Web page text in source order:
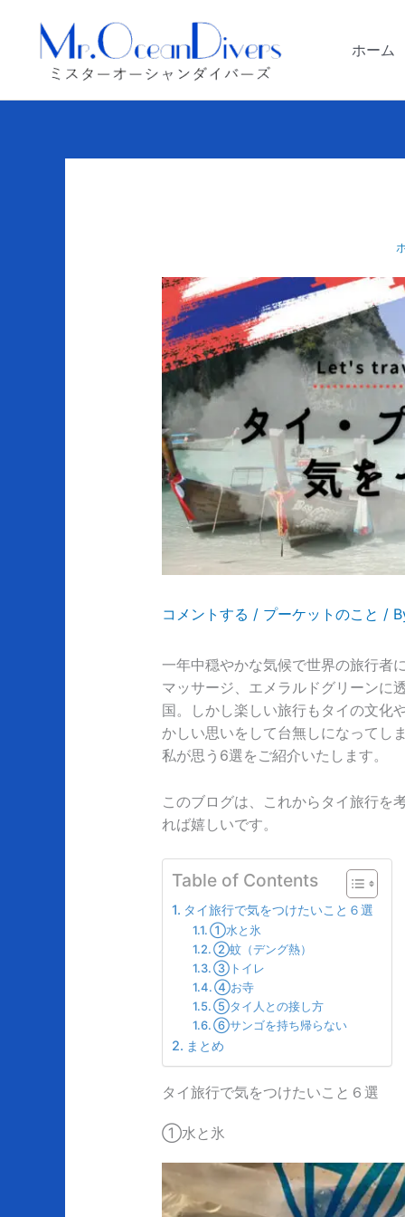
キ
ホーム
コメントする / プーケットのこと /
一年中穏やかな気候で世界の旅行者
マッサージ、エメラルドグリーンに
国。しかし楽しい旅行もタイの文化
かしい思いをして台無しになってし
私が思う6選をご紹介いたします。
このブログは、これからタイ旅行を
れば嬉しいです。
Table of Contents
タイ旅行で気をつけたいこと６選
①水と氷
②蚊（デング熱）
③トイレ
④お寺
⑤タイ人との接し方
⑥サンゴを持ち帰らない
まとめ
タイ旅行で気をつけたいこと６選
①水と氷